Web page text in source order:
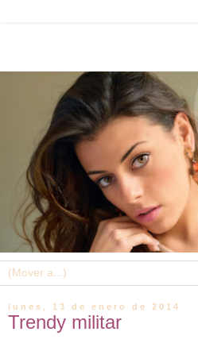
lunes, 13 de enero de 2014
Trendy militar